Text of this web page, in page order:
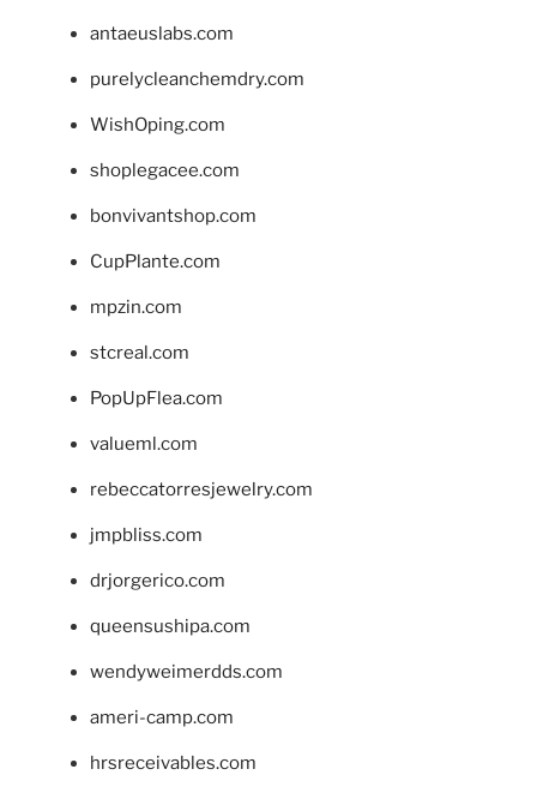
antaeuslabs.com
purelycleanchemdry.com
WishOping.com
shoplegacee.com
bonvivantshop.com
CupPlante.com
mpzin.com
stcreal.com
PopUpFlea.com
valueml.com
rebeccatorresjewelry.com
jmpbliss.com
drjorgerico.com
queensushipa.com
wendyweimerdds.com
ameri-camp.com
hrsreceivables.com